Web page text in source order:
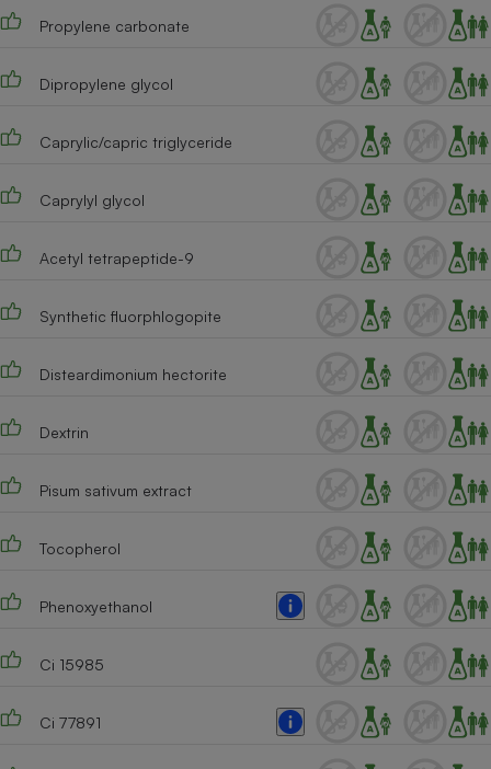
Propylene carbonate
Dipropylene glycol
Caprylic/capric triglyceride
Caprylyl glycol
Acetyl tetrapeptide-9
Synthetic fluorphlogopite
Disteardimonium hectorite
Dextrin
Pisum sativum extract
Tocopherol
Phenoxyethanol
Ci 15985
Ci 77891